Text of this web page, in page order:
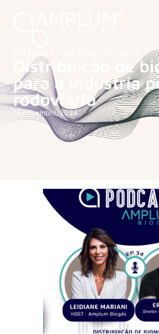
Distribuição de
para a indústria
rodoviário
19 novembro, 2024